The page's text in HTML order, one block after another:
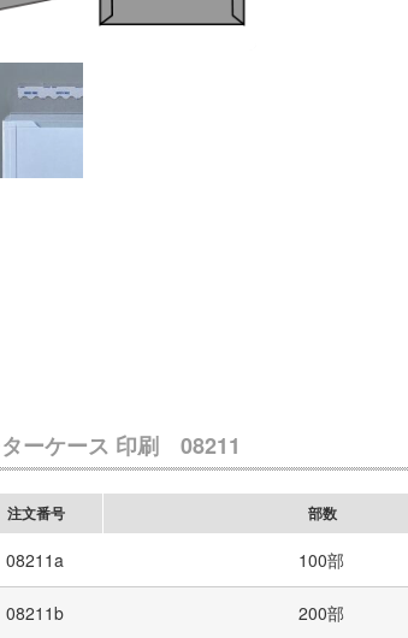
ーケース 印刷 08211
注文番号 部数
08211a 100部
08211b 200部